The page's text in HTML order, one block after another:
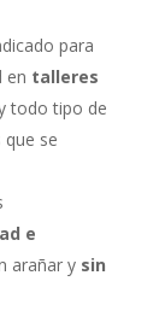
para
en talleres
todo tipo de
se
e
arañar y sin